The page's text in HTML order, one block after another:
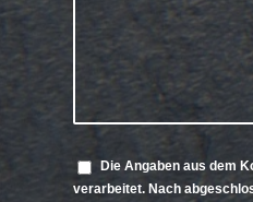
Die Angaben aus dem
verarbeitet. Nach